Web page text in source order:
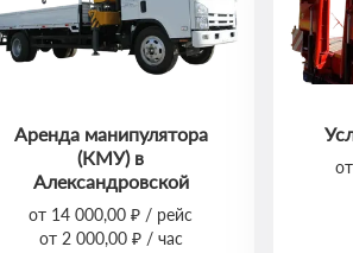
Аренда манипулятора
(КМУ) в
Александровской
от 14 000,00 ₽ / рейс
от 2 000,00 ₽ / час